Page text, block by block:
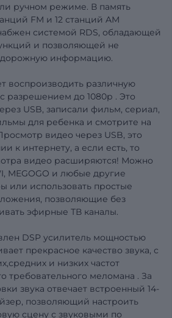
ручном режиме. В память
FM и 12 станций AM
системой RDS, обладающей
и позволяющей не
дорожную информацию.
воспроизводить различную
до 1080р . Это
USB, записали фильм, сериал,
для ребенка и смотрите на
видео через USB, это
к интернету, а если есть, то
видео расширяются! Можно
MEGOGO и любые другие
или использовать простые
позволяющие без
эфирные ТВ каналы.
DSP усилитель мощностью
прекрасное качество звука, с
и низких частот
требовательного меломана . За
звука отвечает встроенный 14-
позволяющий настроить
сцену с звуковыми по